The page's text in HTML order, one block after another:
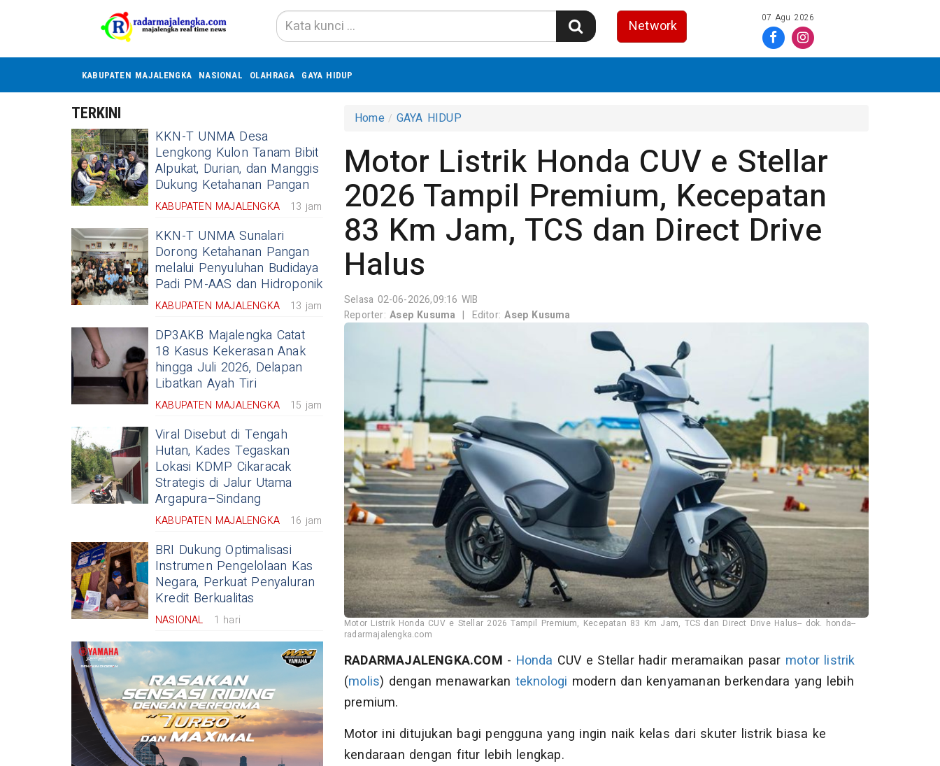
Network 07 Agu 2026
KABUPATEN MAJALENGKA NASIONAL OLAHRAGA GAYA HIDUP
TERKINI
KKN-T UNMA Desa
Lengkong Kulon Tanam Bibit
Alpukat, Durian, dan Manggis
Dukung Ketahanan Pangan
KABUPATEN MAJALENGKA 13 jam
KKN-T UNMA Sunalari
Dorong Ketahanan Pangan
melalui Penyuluhan Budidaya
Padi PM-AAS dan Hidroponik
KABUPATEN MAJALENGKA 13 jam
DP3AKB Majalengka Catat
18 Kasus Kekerasan Anak
hingga Juli 2026, Delapan
Libatkan Ayah Tiri
KABUPATEN MAJALENGKA 15 jam
Viral Disebut di Tengah
Hutan, Kades Tegaskan
Lokasi KDMP Cikaracak
Strategis di Jalur Utama
Argapura–Sindang
KABUPATEN MAJALENGKA 16 jam
BRI Dukung Optimalisasi
Instrumen Pengelolaan Kas
Negara, Perkuat Penyaluran
Kredit Berkualitas
NASIONAL 1 hari
Home GAYA HIDUP
Motor Listrik Honda CUV e Stellar
2026 Tampil Premium, Kecepatan
83 Km Jam, TCS dan Direct Drive
Halus
Selasa 02-06-2026,09:16 WIB
Reporter:Asep Kusuma | Editor:Asep Kusuma
Motor Listrik Honda CUV e Stellar 2026 Tampil Premium, Kecepatan 83 Km Jam, TCS dan Direct Drive Halus-- dok. honda--
radarmajalengka.com
RADARMAJALENGKA.COM - Honda CUV e Stellar hadir meramaikan pasar motor listrik
(molis) dengan menawarkan teknologi modern dan kenyamanan berkendara yang lebih
premium.
Motor ini ditujukan bagi pengguna yang ingin naik kelas dari skuter listrik biasa ke
kendaraan dengan fitur lebih lengkap.